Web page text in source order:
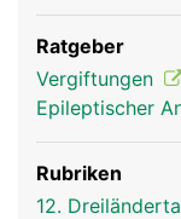
Ratgeber
Vergiftungen
Epileptischer
Rubriken
12.